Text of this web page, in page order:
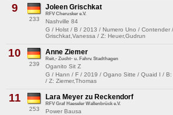
9
233
Joleen Grischkat
RFV Cherusker e.V.
Nashville 84
G / Holst / B / 2013 / Numero Uno / Contender
Grischkat,Vanessa / Z: Heuer,Gudrun
10
239
Anne Ziemer
Reit,- Zucht- u. Fahrv. Stadthagen
Oganito Sit Z
G / Hann / F / 2019 / Ogano Sitte / Quaid I / B:
/ Z: Ziemer,Thomas
11
253
Lara Meyer zu Reckendorf
RFV Graf Haeseler Wallenbrück e.V.
Power Bausa